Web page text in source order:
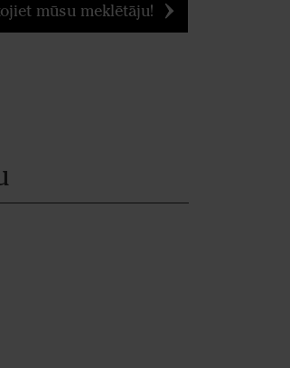
1962. gada.
mūsu meklētāju!